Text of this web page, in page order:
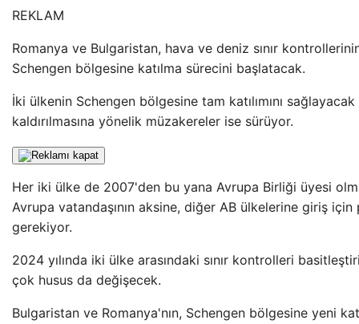
REKLAM
Romanya ve Bulgaristan, hava ve deniz sınır
Schengen bölgesine katılma sürecini başlatacak.
İki ülkenin Schengen bölgesine tam katılımını
kaldırılmasına yönelik müzakereler ise sürüyor.
Her iki ülke de 2007'den bu yana Avrupa Birliği üyesi
Avrupa vatandaşının aksine, diğer AB ülkelerine giriş
gerekiyor.
2024 yılında iki ülke arasındaki sınır kontrolleri
çok husus da değişecek.
Bulgaristan ve Romanya'nın, Schengen bölgesine yeni